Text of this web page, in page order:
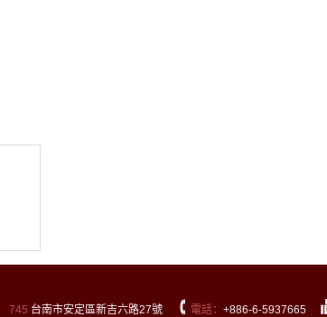
745 台南市安定區新吉六路27號 電話： +886-6-5937665